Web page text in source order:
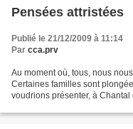
Pensées attristées
Publié le 21/12/2009 à 11:14
Par cca.prv
Au moment où, tous, nous
Certaines familles sont
voudrions présenter, à Chantal